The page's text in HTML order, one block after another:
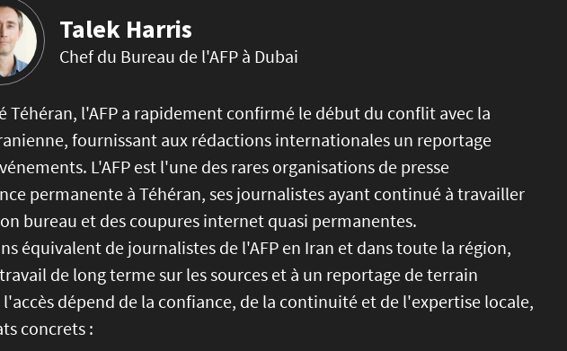
Talek Harris
Chef du Bureau de l'AFP à Dubai
Téhéran, l'AFP a rapidement confirmé le début du conflit avec la
fournissant aux rédactions internationales un reportage
L'AFP est l'une des rares organisations de presse
permanente à Téhéran, ses journalistes ayant continué à travailler
bureau et des coupures internet quasi permanentes.
équivalent de journalistes de l'AFP en Iran et dans toute la région,
de long terme sur les sources et à un reportage de terrain
dépend de la confiance, de la continuité et de l'expertise locale,
concrets :